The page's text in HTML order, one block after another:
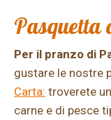
Pasquetta
Per il pranzo di
gustare le nostre
Carta: troverete
carne e di pesce